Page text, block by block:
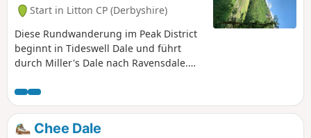
Start in Litton CP (Derbyshire)
Diese Rundwanderung im Peak District
beginnt in Tideswell Dale und führt
durch Miller's Dale nach Ravensdale.
diese bei Wanderern beliebte Gegend.
Chee Dale